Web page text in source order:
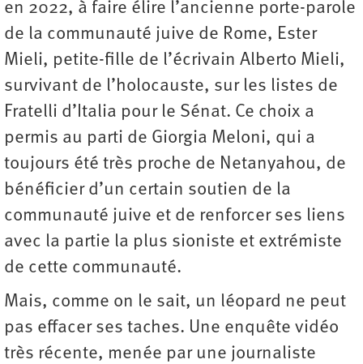
en 2022, à faire élire l’ancienne porte-parole
de la communauté juive de Rome, Ester
Mieli, petite-fille de l’écrivain Alberto Mieli,
survivant de l’holocauste, sur les listes de
Fratelli d’Italia pour le Sénat. Ce choix a
permis au parti de Giorgia Meloni, qui a
toujours été très proche de Netanyahou, de
bénéficier d’un certain soutien de la
communauté juive et de renforcer ses liens
avec la partie la plus sioniste et extrémiste
de cette communauté.
Mais, comme on le sait, un léopard ne peut
pas effacer ses taches. Une enquête vidéo
très récente, menée par une journaliste